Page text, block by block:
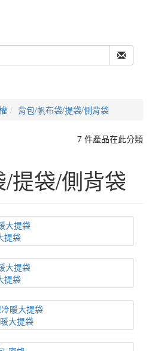
背包/帆布袋/提袋/側背袋
7 件產品在此分類
提袋/側背袋
提袋
提袋
大提袋